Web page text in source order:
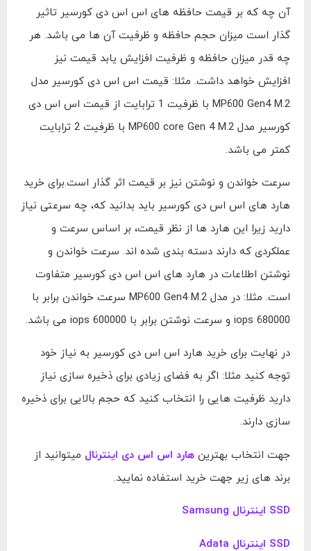
آن چه که بر قیمت حافظه های اس اس دی کورسیر تاثیر
گذار است میزان حجم حافظه و ظرفیت آن ها می باشد. هر
چه قدر میزان حافظه و ظرفیت افزایش یابد قیمت نیز
افزایش خواهد داشت. مثلا: قیمت اس اس دی کورسیر مدل
MP600 Gen4 M.2 با ظرفیت 1 ترابایت از قیمت اس اس دی
کورسیر مدل MP600 core Gen 4 M.2 با ظرفیت 2 ترابایت
کمتر می باشد.
سرعت خواندن و نوشتن نیز بر قیمت اثر گذار است.برای خرید
هارد های اس اس دی کورسیر باید بدانید که، چه سرعتی نیاز
دارید زیرا این هارد ها از نظر قیمت، بر اساس سرعت و
عملکردی که دارند دسته بندی شده اند. سرعت خواندن و
نوشتن اطلاعات در هارد های اس اس دی کورسیر متفاوت
است. مثلا: در مدل MP600 Gen4 M.2 سرعت خواندن برابر با
iops 680000 و سرعت نوشتن برابر با iops 600000 می باشد.
در نهایت برای خرید هارد اس اس دی کورسیر به نیاز خود
توجه کنید مثلا: اگر به فضای زیادی برای ذخیره سازی نیاز
دارید ظرفیت هایی را انتخاب کنید که حجم بالایی برای ذخیره
سازی دارند.
جهت انتخاب بهترین هارد اس اس دی اینترنال میتوانید از
برند های زیر جهت خرید استفاده نمایید.
SSD اینترنال Samsung
SSD اینترنال Adata